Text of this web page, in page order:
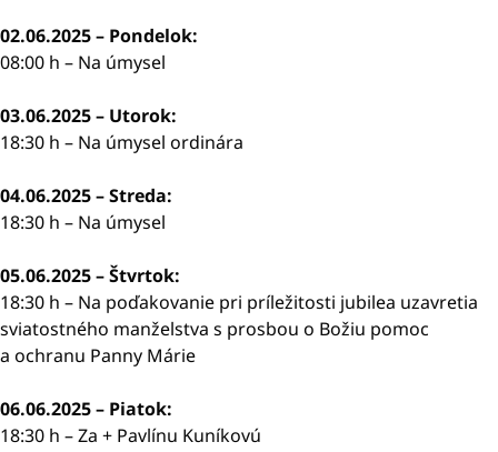
02.06.2025 – Pondelok:
08:00 h – Na úmysel
03.06.2025 – Utorok:
18:30 h – Na úmysel ordinára
04.06.2025 – Streda:
18:30 h – Na úmysel
05.06.2025 – Štvrtok:
18:30 h – Na poďakovanie pri príležitosti jubilea uzavretia
sviatostného manželstva s prosbou o Božiu pomoc
a ochranu Panny Márie
06.06.2025 – Piatok:
18:30 h – Za + Pavlínu Kuníkovú